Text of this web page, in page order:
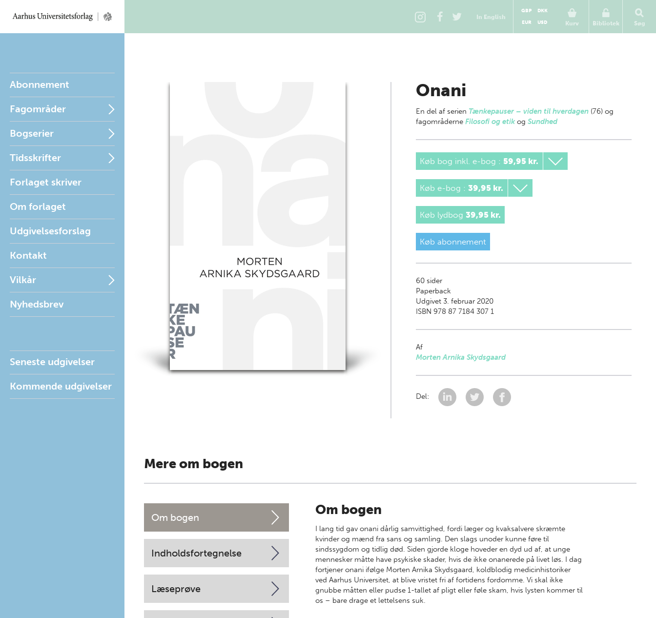
In English
Kurv
GBP
DKK
EUR
USD Bibliotek Søg
Abonnement
Fagområder
Bogserier
Tidsskrifter
Forlaget skriver
Om forlaget
Udgivelsesforslag
Kontakt
Vilkår
Nyhedsbrev
Seneste udgivelser
Kommende udgivelser
Onani
En del af serien Tænkepauser – viden til hverdagen (76) og
fagområderne Filosofi og etikog Sundhed
Køb bog inkl. e-bog : 59,95 kr.
Køb e-bog : 39,95 kr.
Køb lydbog 39,95 kr.
Køb abonnement
60sider
Paperback
Udgivet 3. februar 2020
ISBN 978 87 7184 307 1
Af
Morten Arnika Skydsgaard
Del:
Mere om bogen
Om bogen
Indholdsfortegnelse
Læseprøve
Om bogen
I lang tid gav onani dårlig samvittighed, fordi læger og kvaksalvere skræmte
kvinder og mænd fra sans og samling. Den slags unoder kunne føre til
sindssygdom og tidlig død. Siden gjorde kloge hoveder en dyd ud af, at unge
mennesker måtte have psykiske skader, hvis de ikke onanerede på livet løs. I dag
fortjener onani ifølge Morten Arnika Skydsgaard, koldblodig medicinhistoriker
ved Aarhus Universitet, at blive vristet fri af fortidens fordomme. Vi skal ikke
gnubbe måtten eller pudse 1-tallet af pligt eller føle skam, hvis lysten kommer til
os – bare drage et lettelsens suk.